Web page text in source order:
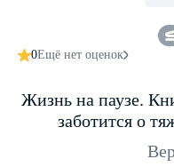
0Ещё нет оценок
Жизнь на паузе.
заботится о